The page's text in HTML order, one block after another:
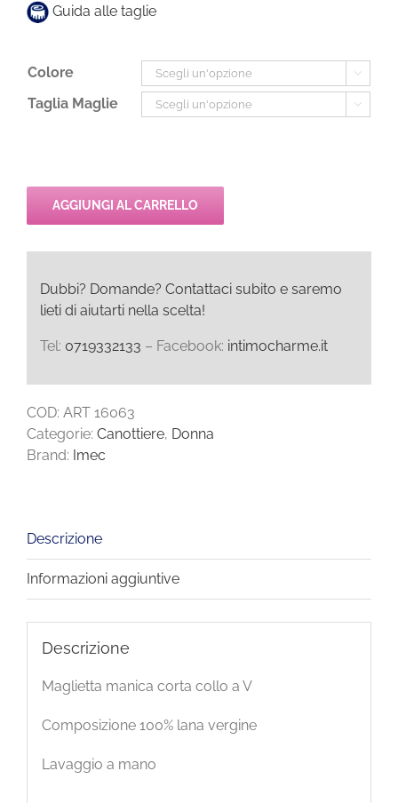
Guida alle taglie
Colore 
Taglia Maglie 
AGGIUNGI AL CARRELLO
Dubbi? Domande? Contattaci subito e saremo
lieti di aiutarti nella scelta!
Tel: 0719332133 – Facebook: intimocharme.it
COD: ART 16063
Categorie: Canottiere, Donna
Brand: Imec
Descrizione
Informazioni aggiuntive
Descrizione
Maglietta manica corta collo a V
Composizione 100% lana vergine
Lavaggio a mano